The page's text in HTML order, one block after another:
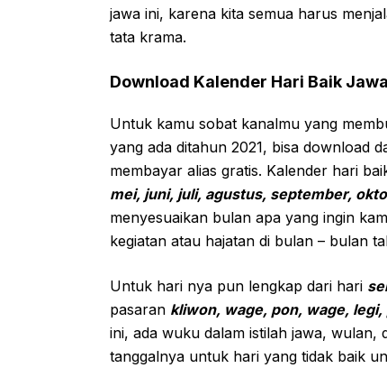
jawa ini, karena kita semua harus
tata krama.
Download Kalender Hari Baik
Untuk kamu sobat kanalmu yang
yang ada ditahun 2021, bisa download
membayar alias gratis. Kalender hari
mei, juni, juli, agustus, september,
menyesuaikan bulan apa yang ingin
kegiatan atau hajatan di bulan – bulan
Untuk hari nya pun lengkap dari hari
pasaran kliwon, wage, pon, wage, legi,
ini, ada wuku dalam istilah jawa, wulan,
tanggalnya untuk hari yang tidak baik